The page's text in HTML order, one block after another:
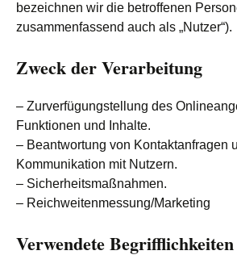
bezeichnen wir die betroffenen
zusammenfassend auch als „Nutzer“).
Zweck der Verarbeitung
– Zurverfügungstellung des
Funktionen und Inhalte.
– Beantwortung von Kontaktanfragen
Kommunikation mit Nutzern.
– Sicherheitsmaßnahmen.
– Reichweitenmessung/Marketing
Verwendete Begrifflichkeiten